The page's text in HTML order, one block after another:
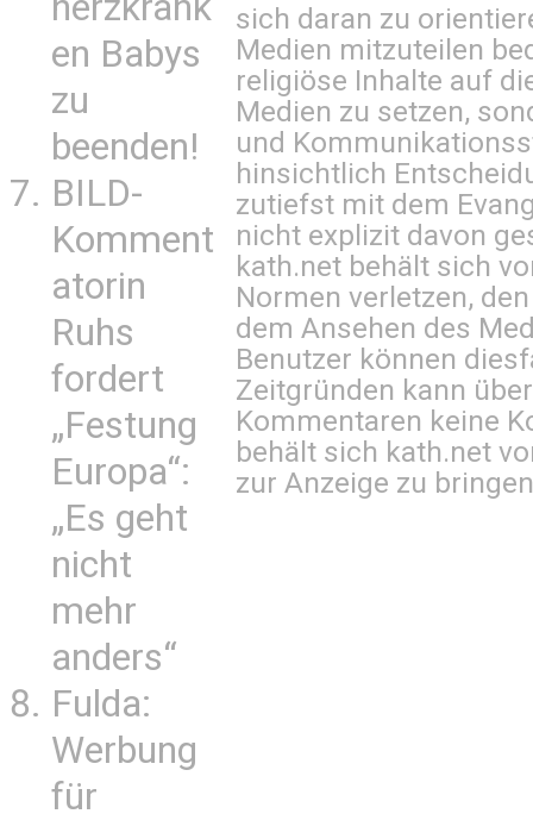
en Babys
zu
beenden!
BILD-
Komment
atorin
Ruhs
fordert
„Festung
Europa“:
„Es geht
nicht
mehr
anders“
Fulda:
Werbung
für
sich daran zu
Medien mitzuteilen
religiöse Inhalte auf
Medien zu setzen,
und
hinsichtlich
zutiefst mit dem
nicht explizit davon
kath.net behält sich
Normen verletzen,
dem Ansehen des
Benutzer können
Zeitgründen kann
Kommentaren keine
behält sich kath.net
zur Anzeige zu